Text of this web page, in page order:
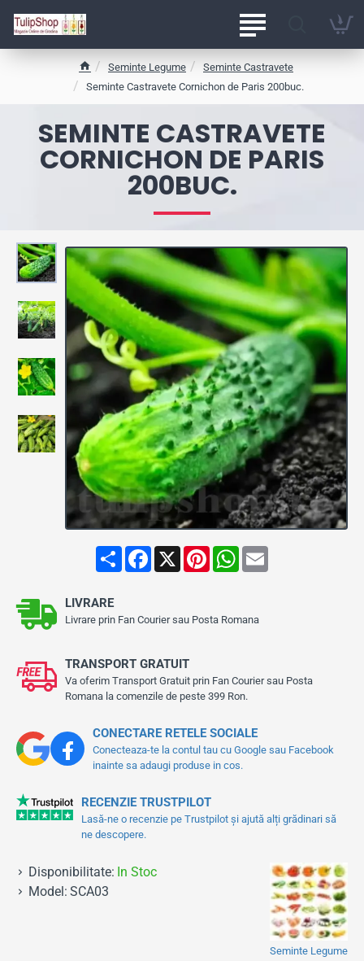
SEMINTE CASTRAVETE
CORNICHON DE PARIS
200BUC.
o
e
Seminte Legume
Seminte Castravete
Seminte Castravete Cornichon de Paris 200buc.
S
h
F
o
X
P
r
W
A
E
LIVRARE
Livrare prin Fan Courier sau Posta Romana
CONECTARE RETELE SOCIALE
Conecteaza-te la contul tau cu Google sau Facebook
inainte sa adaugi produse in cos.
TRANSPORT GRATUIT
Va oferim Transport Gratuit prin Fan Courier sau Posta
Romana la comenzile de peste 399 Ron.
RECENZIE TRUSTPILOT
Lasă-ne o recenzie pe Trustpilot și ajută alți grădinari să
ne descopere.
Disponibilitate: In Stoc
Model: SCA03
Seminte Legume